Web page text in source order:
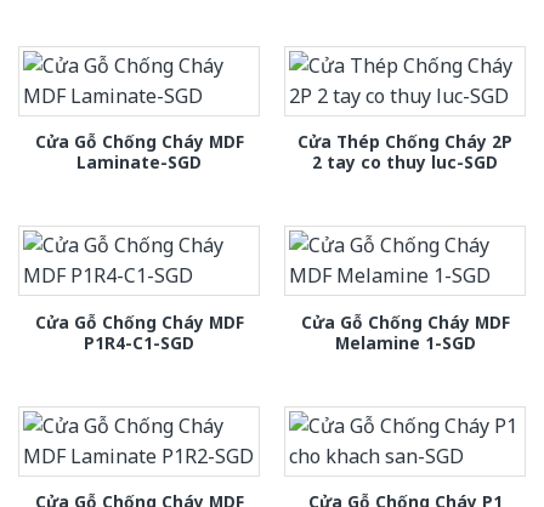
Cửa Gỗ Chống Cháy MDF
Laminate-SGD
Cửa Thép Chống Cháy 2P
2 tay co thuy luc-SGD
Cửa Gỗ Chống Cháy MDF
P1R4-C1-SGD
Cửa Gỗ Chống Cháy MDF
Melamine 1-SGD
Cửa Gỗ Chống Cháy MDF Cửa Gỗ Chống Cháy P1